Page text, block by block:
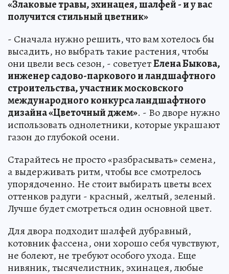
«Злаковые травы, эхинацея, шалфей - и у вас
получится стильный цветник»
- Сначала нужно решить, что вам хотелось бы
высадить, но выбрать такие растения, чтобы
они цвели весь сезон, - советуетЕлена Быкова,
инженер садово-паркового и ландшафтного
строительства, участник московского
международного конкурса ландшафтного
дизайна «Цветочный джем». - Во дворе нужно
использовать однолетники, которые украшают
газон до глубокой осени.
Старайтесь не просто «разбрасывать» семена,
а выдерживать ритм, чтобы все смотрелось
упорядоченно. Не стоит выбирать цветы всех
оттенков радуги - красный, желтый, зеленый.
Лучше будет смотреться один основной цвет.
Для двора подходит шалфей дубравный,
котовник фассена, они хорошо себя чувствуют,
не болеют, не требуют особого ухода. Еще
нивяник, тысячелистник, эхинацея, любые